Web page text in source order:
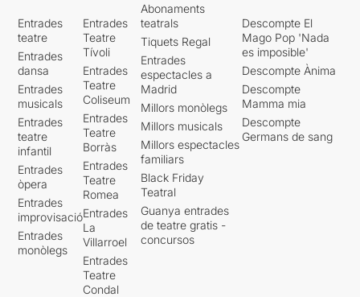
Entrades
teatre
Entrades
dansa
Entrades
musicals
Entrades
teatre
infantil
Entrades
òpera
Entrades
improvisació
Entrades
monòlegs
Entrades
Teatre
Tívoli
Entrades
Teatre
Coliseum
Entrades
Teatre
Borràs
Entrades
Teatre
Romea
Entrades
La
Villarroel
Entrades
Teatre
Condal
Abonaments
teatrals
Tiquets Regal
Entrades
espectacles a
Madrid
Millors monòlegs
Millors musicals
Millors espectacles
familiars
Black Friday
Teatral
Guanya entrades
de teatre gratis -
concursos
Descompte El
Mago Pop 'Nada
es imposible'
Descompte Ànima
Descompte
Mamma mia
Descompte
Germans de sang